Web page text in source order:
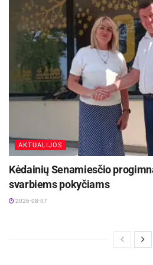
AKTUALIJOS
Kėdainių Senamiesčio
svarbiems pokyčiams
2026-08-07